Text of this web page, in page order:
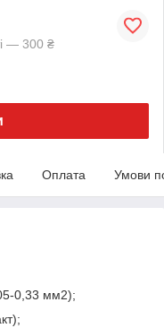
— 300 ₴
Оплата Умови
0,33 мм2);